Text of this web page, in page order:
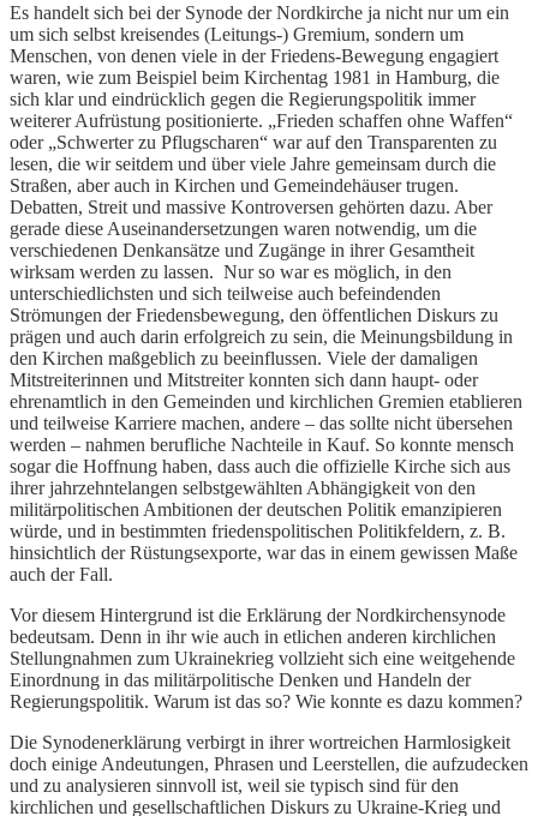
Es handelt sich bei der Synode der Nordkirche ja nicht nur um ein
um sich selbst kreisendes (Leitungs-) Gremium, sondern um
Menschen, von denen viele in der Friedens-Bewegung engagiert
waren, wie zum Beispiel beim Kirchentag 1981 in Hamburg, die
sich klar und eindrücklich gegen die Regierungspolitik immer
weiterer Aufrüstung positionierte. „Frieden schaffen ohne Waffen“
oder „Schwerter zu Pflugscharen“ war auf den Transparenten zu
lesen, die wir seitdem und über viele Jahre gemeinsam durch die
Straßen, aber auch in Kirchen und Gemeindehäuser trugen.
Debatten, Streit und massive Kontroversen gehörten dazu. Aber
gerade diese Auseinandersetzungen waren notwendig, um die
verschiedenen Denkansätze und Zugänge in ihrer Gesamtheit
wirksam werden zu lassen. Nur so war es möglich, in den
unterschiedlichsten und sich teilweise auch befeindenden
Strömungen der Friedensbewegung, den öffentlichen Diskurs zu
prägen und auch darin erfolgreich zu sein, die Meinungsbildung in
den Kirchen maßgeblich zu beeinflussen. Viele der damaligen
Mitstreiterinnen und Mitstreiter konnten sich dann haupt- oder
ehrenamtlich in den Gemeinden und kirchlichen Gremien etablieren
und teilweise Karriere machen, andere – das sollte nicht übersehen
werden – nahmen berufliche Nachteile in Kauf. So konnte mensch
sogar die Hoffnung haben, dass auch die offizielle Kirche sich aus
ihrer jahrzehntelangen selbstgewählten Abhängigkeit von den
militärpolitischen Ambitionen der deutschen Politik emanzipieren
würde, und in bestimmten friedenspolitischen Politikfeldern, z. B.
hinsichtlich der Rüstungsexporte, war das in einem gewissen Maße
auch der Fall.
Vor diesem Hintergrund ist die Erklärung der Nordkirchensynode
bedeutsam. Denn in ihr wie auch in etlichen anderen kirchlichen
Stellungnahmen zum Ukrainekrieg vollzieht sich eine weitgehende
Einordnung in das militärpolitische Denken und Handeln der
Regierungspolitik. Warum ist das so? Wie konnte es dazu kommen?
Die Synodenerklärung verbirgt in ihrer wortreichen Harmlosigkeit
doch einige Andeutungen, Phrasen und Leerstellen, die aufzudecken
und zu analysieren sinnvoll ist, weil sie typisch sind für den
kirchlichen und gesellschaftlichen Diskurs zu Ukraine-Krieg und